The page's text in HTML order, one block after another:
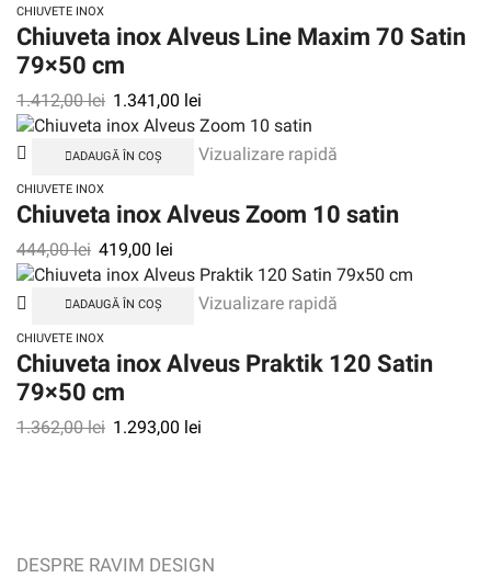
CHIUVETE INOX
Chiuveta inox Alveus Line Maxim 70 Satin
79×50 cm
1.412,00lei 1.341,00 lei
ADAUGĂ ÎN COȘ Vizualizare rapidă
CHIUVETE INOX
Chiuveta inox Alveus Zoom 10 satin
444,00lei 419,00 lei
ADAUGĂ ÎN COȘ Vizualizare rapidă
CHIUVETE INOX
Chiuveta inox Alveus Praktik 120 Satin
79×50 cm
1.362,00lei 1.293,00 lei
DESPRE RAVIM DESIGN